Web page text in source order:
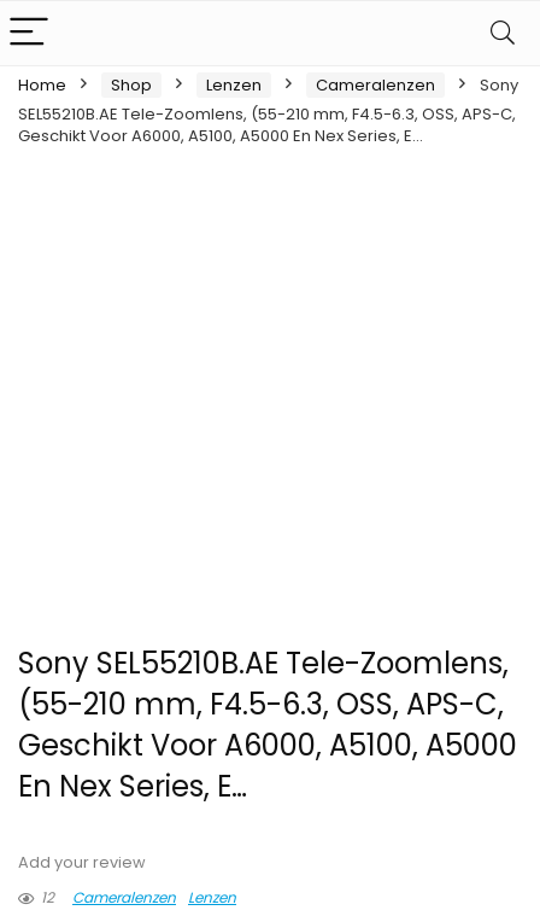
Home Shop Lenzen Cameralenzen
Sony
SEL55210B.AE Tele-Zoomlens, (55-210 mm, F4.5-6.3, OSS, APS-C,
Geschikt Voor A6000, A5100, A5000 En Nex Series, E…
Sony SEL55210B.AE Tele-Zoomlens,
(55-210 mm, F4.5-6.3, OSS, APS-C,
Geschikt Voor A6000, A5100, A5000
En Nex Series, E…
Add your review
12
Cameralenzen Lenzen